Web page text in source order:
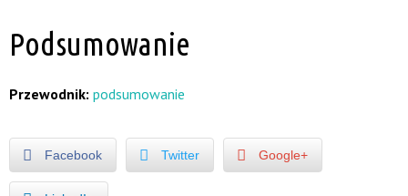
Podsumowanie
Przewodnik: podsumowanie
Facebook Twitter Google+